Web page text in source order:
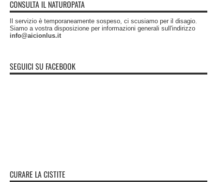
CONSULTA IL NATUROPATA
Il servizio è temporaneamente sospeso, ci scusiamo per il disagio.
Siamo a vostra disposizione per informazioni generali sull'indirizzo
info@aicionlus.it
SEGUICI SU FACEBOOK
CURARE LA CISTITE